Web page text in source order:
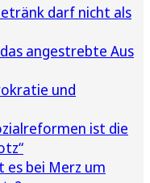
darf nicht als
angestrebte Aus
und
ist die
es bei Merz um